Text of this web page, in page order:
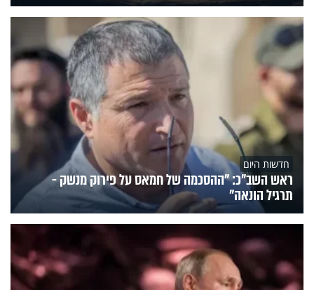
חדשות היום
ראש השב"כ: "ההסכמה של חמאס על פירוק מנשק -
תרגיל הונאה"